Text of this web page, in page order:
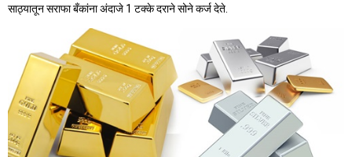
साठ्यातून सराफा बँकांना अंदाजे 1 टक्के दराने सोने कर्ज देते.